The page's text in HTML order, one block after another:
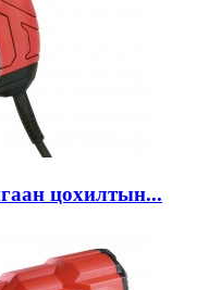
цохилтын...